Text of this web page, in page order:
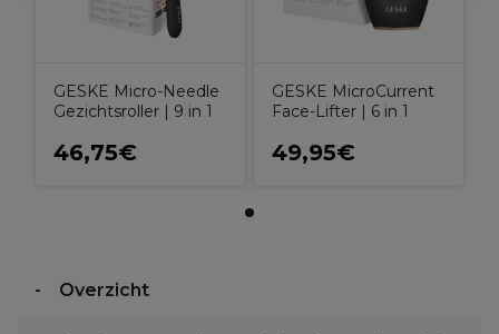
GESKE Micro-Needle
Gezichtsroller | 9 in 1
46,75€
GESKE MicroCurrent
Face-Lifter | 6 in 1
49,95€
Overzicht